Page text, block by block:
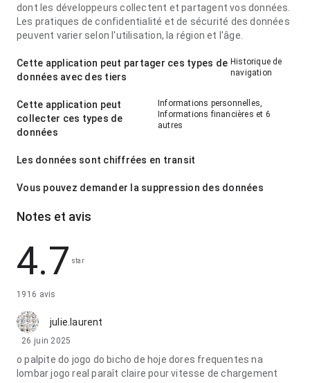
dont les développeurs collectent et partagent vos données.
Les pratiques de confidentialité et de sécurité des données
peuvent varier selon l'utilisation, la région et l'âge.
Cette application peut partager ces types de
données avec des tiers
Historique de
navigation
Cette application peut
collecter ces types de
données
Informations personnelles,
Informations financières et 6
autres
Les données sont chiffrées en transit
Vous pouvez demander la suppression des données
Notes et avis
4.7 star
1916 avis
julie.laurent
26 juin 2025
o palpite do jogo do bicho de hoje dores frequentes na
lombar jogo real paraît claire pour vitesse de chargement